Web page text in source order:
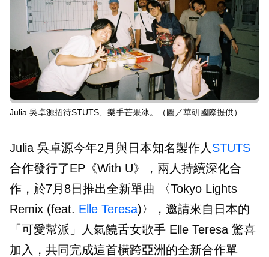
Julia 吳卓源招待STUTS、樂手芒果冰。（圖／華研國際提供）
Julia 吳卓源今年2月與日本知名製作人 STUTS
合作發行了EP《With U》，兩人持續深化合
作，於7月8日推出全新單曲 〈Tokyo Lights
Remix (feat. Elle Teresa)〉，邀請來自日本的
「可愛幫派」人氣饒舌女歌手 Elle Teresa 驚喜
加入，共同完成這首橫跨亞洲的全新合作單